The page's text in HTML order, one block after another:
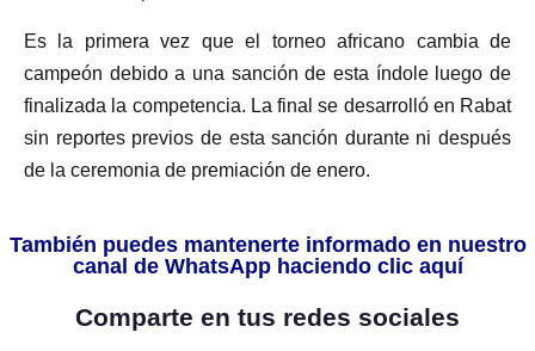
Es la primera vez que el torneo africano cambia de
campeón debido a una sanción de esta índole luego de
finalizada la competencia. La final se desarrolló en Rabat
sin reportes previos de esta sanción durante ni después
de la ceremonia de premiación de enero.
También puedes mantenerte informado en nuestro
canal de WhatsApp haciendo clic aquí
Comparte en tus redes sociales